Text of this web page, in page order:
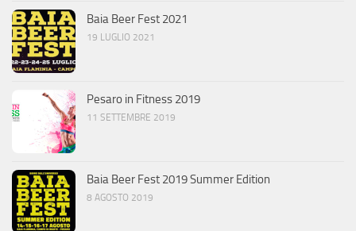
Baia Beer Fest 2021
19 LUGLIO 2021
Pesaro in Fitness 2019
11 SETTEMBRE 2019
Baia Beer Fest 2019 Summer Edition
8 AGOSTO 2019